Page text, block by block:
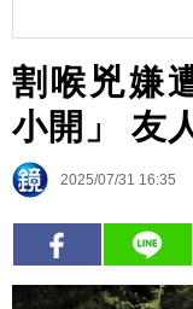
割喉兇嫌
小開」 友
2025/07/31 16:35